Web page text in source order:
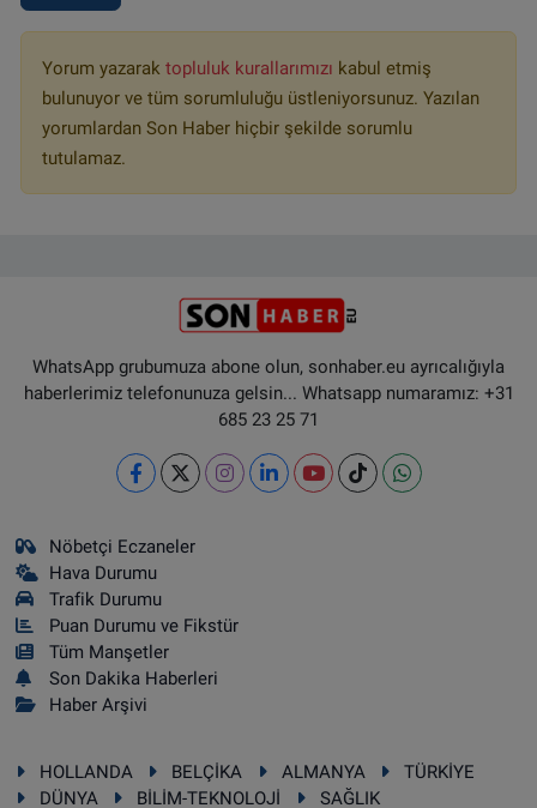
Yorum yazarak topluluk kurallarımızı kabul etmiş
bulunuyor ve tüm sorumluluğu üstleniyorsunuz. Yazılan
yorumlardan Son Haber hiçbir şekilde sorumlu
tutulamaz.
WhatsApp grubumuza abone olun, sonhaber.eu ayrıcalığıyla
haberlerimiz telefonunuza gelsin... Whatsapp numaramız: +31
685 23 25 71
Nöbetçi Eczaneler
Hava Durumu
Trafik Durumu
Puan Durumu ve Fikstür
Tüm Manşetler
Son Dakika Haberleri
Haber Arşivi
HOLLANDA BELÇİKA ALMANYA
TÜRKİYE
DÜNYA
BİLİM-TEKNOLOJİ SAĞLIK